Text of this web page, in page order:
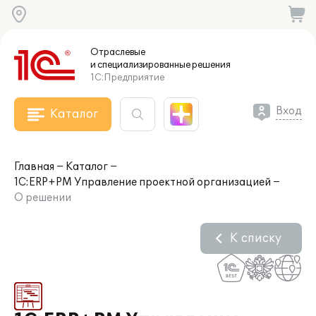
Отраслевые
и специализированныерешения
1С:Предприятие
Каталог Вход
Главная
Каталог
1С:ERP+PM Управление проектной организацией
О решении
К списку